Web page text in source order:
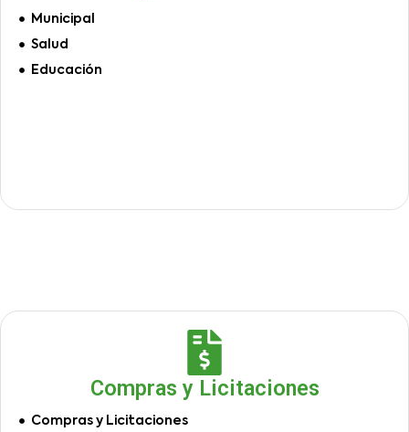
Municipal
Salud
Educación
Compras y Licitaciones
Compras y Licitaciones